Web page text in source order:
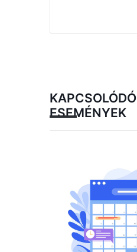
KAPCSOLÓDÓ
ESEMÉNYEK